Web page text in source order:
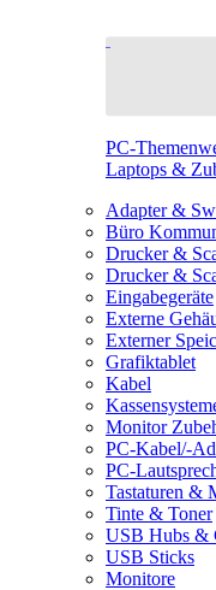
PC-
Laptops &
Adapter &
Büro
Drucker &
Drucker &
Eingabegeräte
Externe
Externer
Grafiktablet
Kabel
Monitor
PC-Kabel/-
PC-
Tastaturen &
Tinte & Toner
USB Hubs &
USB Sticks
Monitore